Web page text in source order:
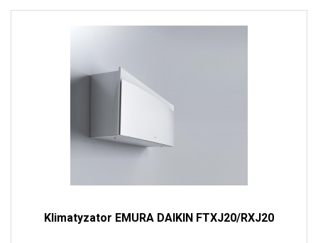
Klimatyzator EMURA DAIKIN FTXJ20/RXJ20